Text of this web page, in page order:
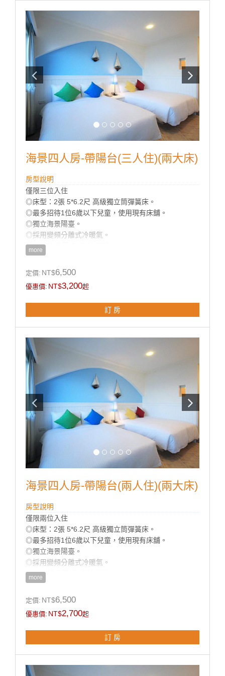
海景四人房-帶陽台(三人住)(兩大床)
房型說明
僅限三位入住
◎床型：2張 5*6.2尺 高級獨立筒彈簧床。
◎最多招待1位6歲以下兒童，使用現有床舖。
◎獨立海景陽臺。
◎採用變頻分離式冷暖氣。
◎32吋液晶電視 (有線頻道)。
◎免費Wi-Fi上網。
◎乾濕分離獨立衛浴。
◎房內提供：小冰箱 / 盥洗用品 / 吹風機 / 電熱水瓶 / 茶
包 / 咖啡包 / 礦泉水 / 舒適乾淨羽毛被品。
more
定價: NT$6,500
優惠價: NT$3,200起
訂 房
海景四人房-帶陽台(兩人住)(兩大床)
房型說明
僅限兩位入住
◎床型：2張 5*6.2尺 高級獨立筒彈簧床。
◎最多招待1位6歲以下兒童，使用現有床舖。
◎獨立海景陽臺。
◎採用變頻分離式冷暖氣。
◎32吋液晶電視 (有線頻道)。
◎免費Wi-Fi上網。
◎乾濕分離獨立衛浴。
◎房內提供：小冰箱 / 盥洗用品 / 吹風機 / 電熱水瓶 / 茶
包 / 咖啡包 / 礦泉水 / 舒適乾淨羽毛被品。
more
定價: NT$6,500
優惠價: NT$2,700起
訂 房